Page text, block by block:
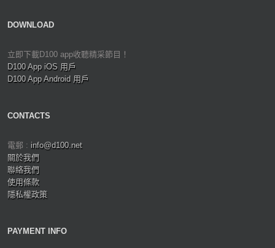
DOWNLOAD
立即下載D100 app收聽精采節目！
D100 App iOS 用戶
D100 App Android 用戶
CONTACTS
電郵 : info@d100.net
關於我們
聯絡我們
使用條款
隱私權政策
PAYMENT INFO